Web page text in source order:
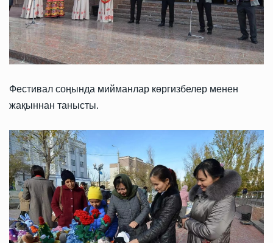
Фестивал соңында мийманлар көргизбелер менен
жақыннан танысты.